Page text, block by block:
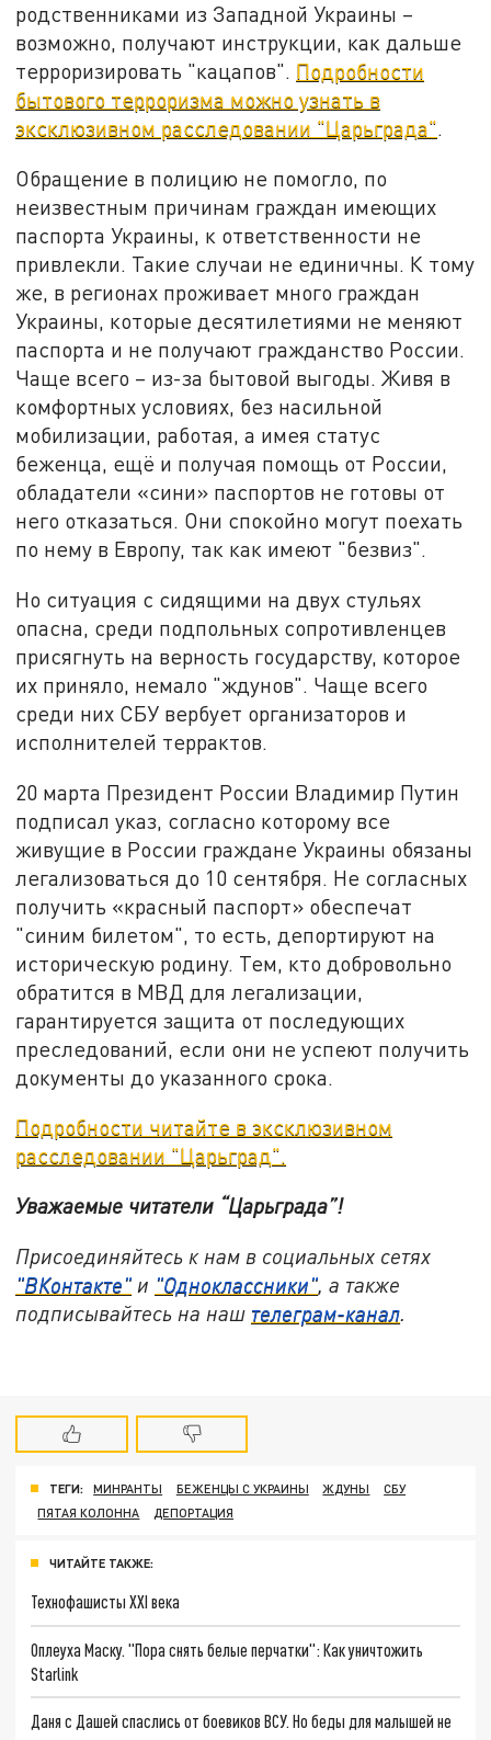
родственниками из Западной Украины –
возможно, получают инструкции, как дальше
терроризировать "кацапов". Подробности
бытового терроризма можно узнать в
эксклюзивном расследовании "Царьграда".
Обращение в полицию не помогло, по
неизвестным причинам граждан имеющих
паспорта Украины, к ответственности не
привлекли. Такие случаи не единичны. К тому
же, в регионах проживает много граждан
Украины, которые десятилетиями не меняют
паспорта и не получают гражданство России.
Чаще всего – из-за бытовой выгоды. Живя в
комфортных условиях, без насильной
мобилизации, работая, а имея статус
беженца, ещё и получая помощь от России,
обладатели «сини» паспортов не готовы от
него отказаться. Они спокойно могут поехать
по нему в Европу, так как имеют "безвиз".
Но ситуация с сидящими на двух стульях
опасна, среди подпольных сопротивленцев
присягнуть на верность государству, которое
их приняло, немало "ждунов". Чаще всего
среди них СБУ вербует организаторов и
исполнителей террактов.
20 марта Президент России Владимир Путин
подписал указ, согласно которому все
живущие в России граждане Украины обязаны
легализоваться до 10 сентября. Не согласных
получить «красный паспорт» обеспечат
"синим билетом", то есть, депортируют на
историческую родину. Тем, кто добровольно
обратится в МВД для легализации,
гарантируется защита от последующих
преследований, если они не успеют получить
документы до указанного срока.
Подробности читайте в эксклюзивном
расследовании "Царьград".
Уважаемые читатели “Царьграда”!
Присоединяйтесь к нам в социальных сетях
"ВКонтакте" и "Одноклассники" , а также
подписывайтесь на наш телеграм-канал
ТЕГИ: МИНРАНТЫ БЕЖЕНЦЫ С УКРАИНЫ ЖДУНЫ
СБУ
ПЯТАЯ КОЛОННА
ДЕПОРТАЦИЯ
ЧИТАЙТЕ ТАКЖЕ:
Технофашисты XXI века
Оплеуха Маску. "Пора снять белые перчатки": Как уничтожить
Starlink
Даня с Дашей спаслись от боевиков ВСУ. Но беды для малышей не